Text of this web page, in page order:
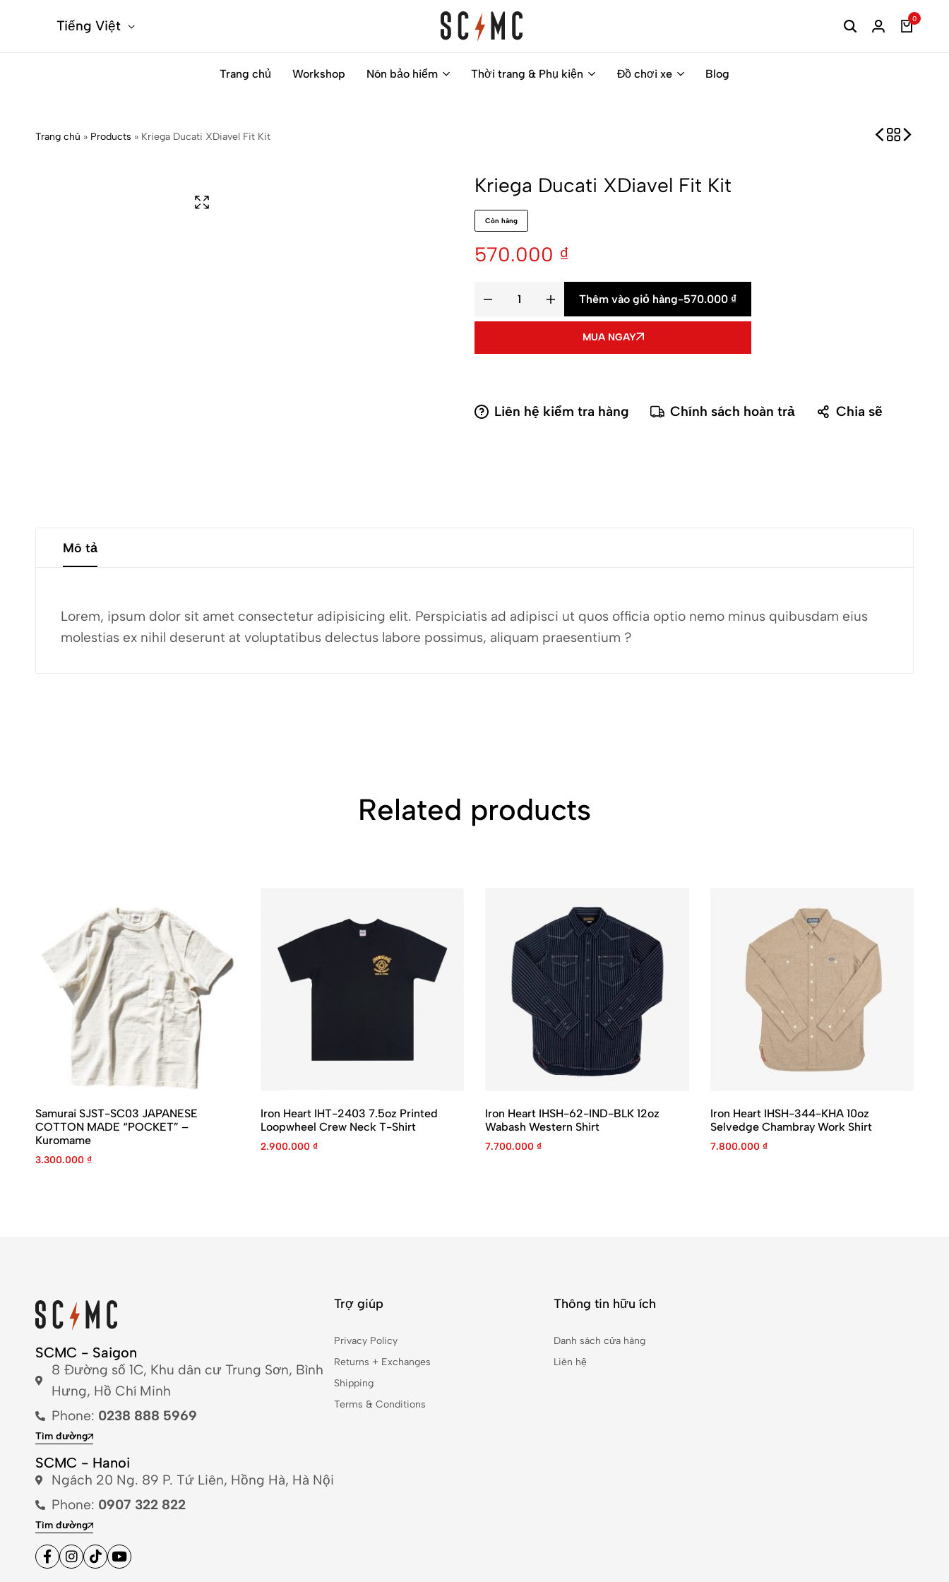
Tiếng Việt
Classic
you
motorbike
0
Trang chủ Workshop Nón bảo hiểm Thời trang & Phụ kiện Đồ chơi xe Blog
Trang chủ » Products » Kriega Ducati XDiavel Fit Kit
Kriega Ducati XDiavel Fit Kit
Còn hàng
570.000 ₫
Thêm vào giỏ hàng-570.000 ₫
MUA NGAY
Liên hệ kiểm tra hàng Chính sách hoàn trả Chia sẽ
Mô tả
Lorem, ipsum dolor sit amet consectetur adipisicing elit. Perspiciatis ad adipisci ut quos officia optio nemo minus quibusdam eius
molestias ex nihil deserunt at voluptatibus delectus labore possimus, aliquam praesentium ?
Related products
Samurai SJST-SC03 JAPANESE
COTTON MADE “POCKET” –
Kuromame
3.300.000 ₫
Iron Heart IHT-2403 7.5oz Printed
Loopwheel Crew Neck T-Shirt
2.900.000 ₫
Iron Heart IHSH-62-IND-BLK 12oz
Wabash Western Shirt
7.700.000 ₫
Iron Heart IHSH-344-KHA 10oz
Selvedge Chambray Work Shirt
7.800.000 ₫
SCMC - Saigon
8 Đường số 1C, Khu dân cư Trung Sơn, Bình
Hưng, Hồ Chí Minh
Phone: 0238 888 5969
Tìm đường
SCMC - Hanoi
Ngách 20 Ng. 89 P. Tứ Liên, Hồng Hà, Hà Nội
Phone: 0907 322 822
Tìm đường
Trợ giúp
Privacy Policy
Returns + Exchanges
Shipping
Terms & Conditions
Thông tin hữu ích
Danh sách cửa hàng
Liên hệ